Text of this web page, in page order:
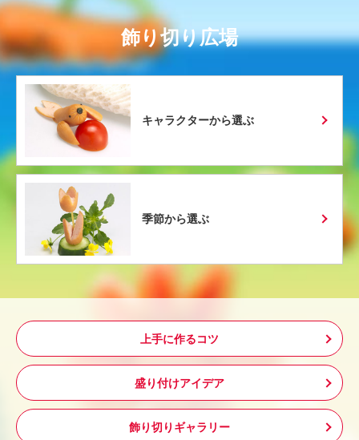
飾り切り広場
キャラクターから選ぶ
季節から選ぶ
上手に作るコツ
盛り付けアイデア
飾り切りギャラリー